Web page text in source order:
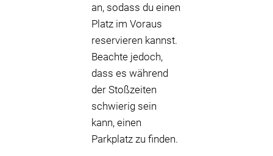
an, sodass du einen
Platz im Voraus
reservieren kannst.
Beachte jedoch,
dass es während
der Stoßzeiten
schwierig sein
kann, einen
Parkplatz zu finden.